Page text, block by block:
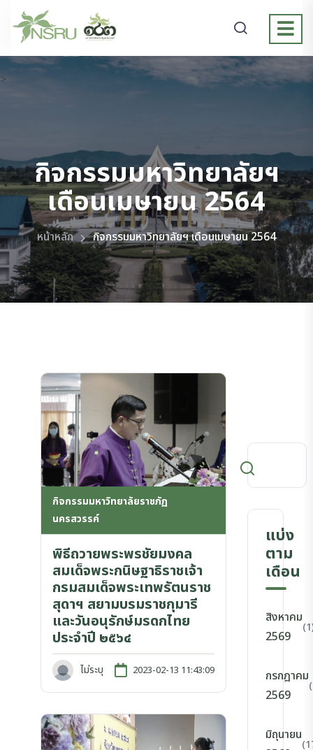
>
กิจกรรมมหาวิทยาลัยฯ
เดือนเมษายน 2564
หน้าหลัก กิจกรรมมหาวิทยาลัยฯ เดือนเมษายน 2564
กิจกรรมมหาวิทยาลัยราชภัฏ
นครสวรรค์
พิธีถวายพระพรชัยมงคล
สมเด็จพระกนิษฐาธิราชเจ้า
กรมสมเด็จพระเทพรัตนราช
สุดาฯ สยามบรมราชกุมารี
และวันอนุรักษ์มรดกไทย
ประจำปี ๒๕๖๔
ไม่ระบุ 2023-02-13 11:43:09
แบ่ง
ตาม
เดือน
สิงหาคม
2569
กรกฎาคม
2569
มิถุนายน